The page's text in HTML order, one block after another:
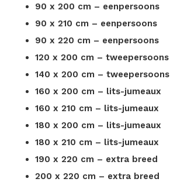
90 x 200 cm – eenpersoons
90 x 210 cm – eenpersoons
90 x 220 cm – eenpersoons
120 x 200 cm – tweepersoons
140 x 200 cm – tweepersoons
160 x 200 cm – lits-jumeaux
160 x 210 cm – lits-jumeaux
180 x 200 cm – lits-jumeaux
180 x 210 cm – lits-jumeaux
190 x 220 cm – extra breed
200 x 220 cm – extra breed